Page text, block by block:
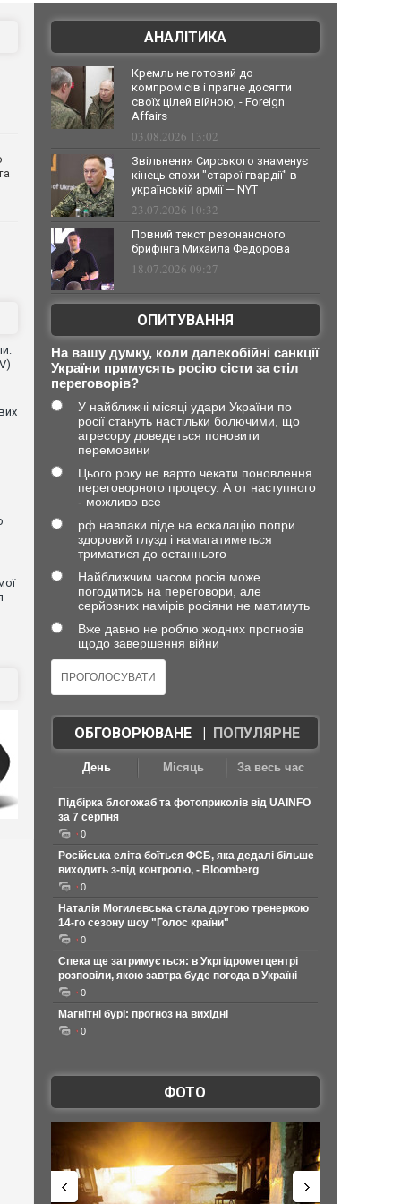
АНАЛІТИКА
Кремль не готовий до
компромісів і прагне досягти
своїх цілей війною, - Foreign
Affairs
03.08.2026 13:02
Звільнення Сирського знаменує
кінець епохи "старої гвардії" в
українській армії — NYT
23.07.2026 10:32
Повний текст резонансного
брифінга Михайла Федорова
18.07.2026 09:27
ОПИТУВАННЯ
На вашу думку, коли далекобійні санкції
України примусять росію сісти за стіл
переговорів?
У найближчі місяці удари України по
росії стануть настільки болючими, що
агресору доведеться поновити
перемовини
Цього року не варто чекати поновлення
переговорного процесу. А от наступного
- можливо все
рф навпаки піде на ескалацію попри
здоровий глузд і намагатиметься
триматися до останнього
Найближчим часом росія може
погодитись на переговори, але
серйозних намірів росіяни не матимуть
Вже давно не роблю жодних прогнозів
щодо завершення війни
ОБГОВОРЮВАНЕ| ПОПУЛЯРНЕ
День Місяць За весь час
Підбірка блогожаб та фотоприколів від UAINFO
за 7 серпня
0
Російська еліта боїться ФСБ, яка дедалі більше
виходить з-під контролю, - Bloomberg
0
Наталія Могилевська стала другою тренеркою
14-го сезону шоу "Голос країни"
0
Спека ще затримується: в Укргідрометцентрі
розповіли, якою завтра буде погода в Україні
0
Магнітні бурі: прогноз на вихідні
0
ФОТО